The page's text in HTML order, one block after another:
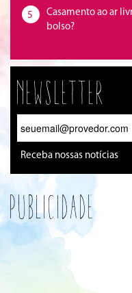
5
Casamento ao ar
bolso?
Newsletter
Receba nossas notícias
Publicidade